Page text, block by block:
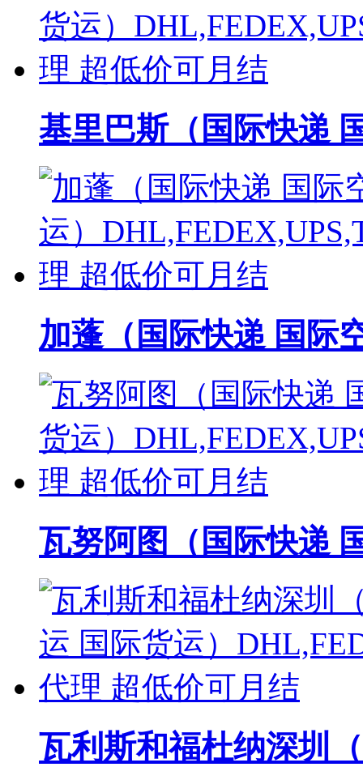
基里巴斯（国际快递
加蓬（国际快递 国际
瓦努阿图（国际快递
瓦利斯和福杜纳深圳